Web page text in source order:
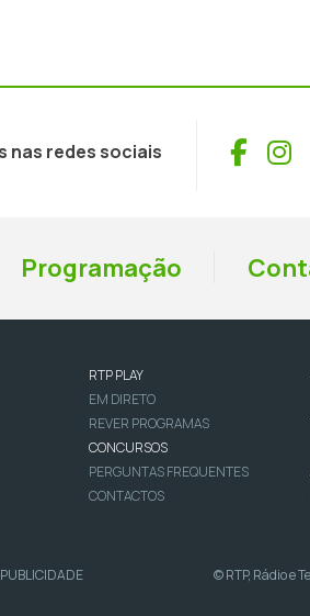
nas redes sociais
Programação
RTP PLAY
EM DIRETO
REVER PROGRAMAS
CONCURSOS
PERGUNTAS FREQUENTES
CONTACTOS
PUBLICIDADE © RTP, Rádio e